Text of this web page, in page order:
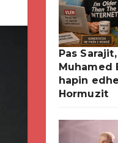
Pas
Muhamed
hapin
Hormuzit